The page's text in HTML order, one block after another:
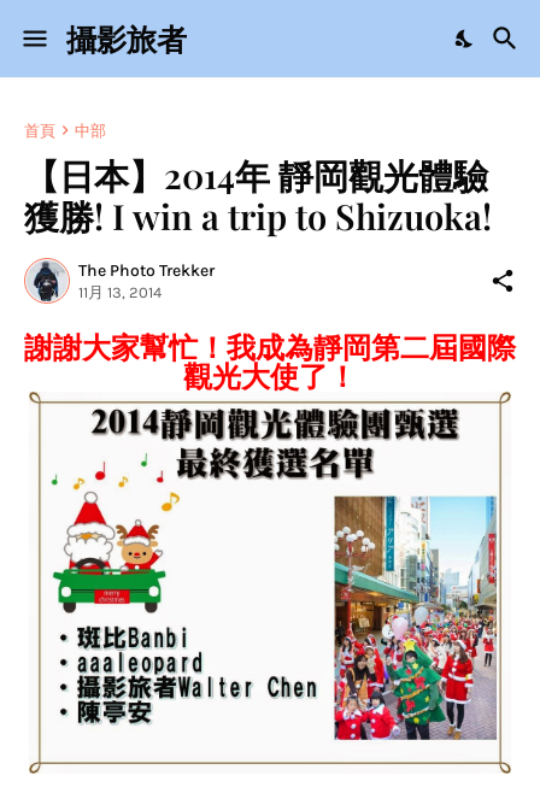
攝影旅者
首頁 中部
【日本】2014年 靜岡觀光體驗
獲勝! I win a trip to Shizuoka!
The Photo Trekker
11月 13, 2014
謝謝大家幫忙！我成為靜岡第二屆國際
觀光大使了！